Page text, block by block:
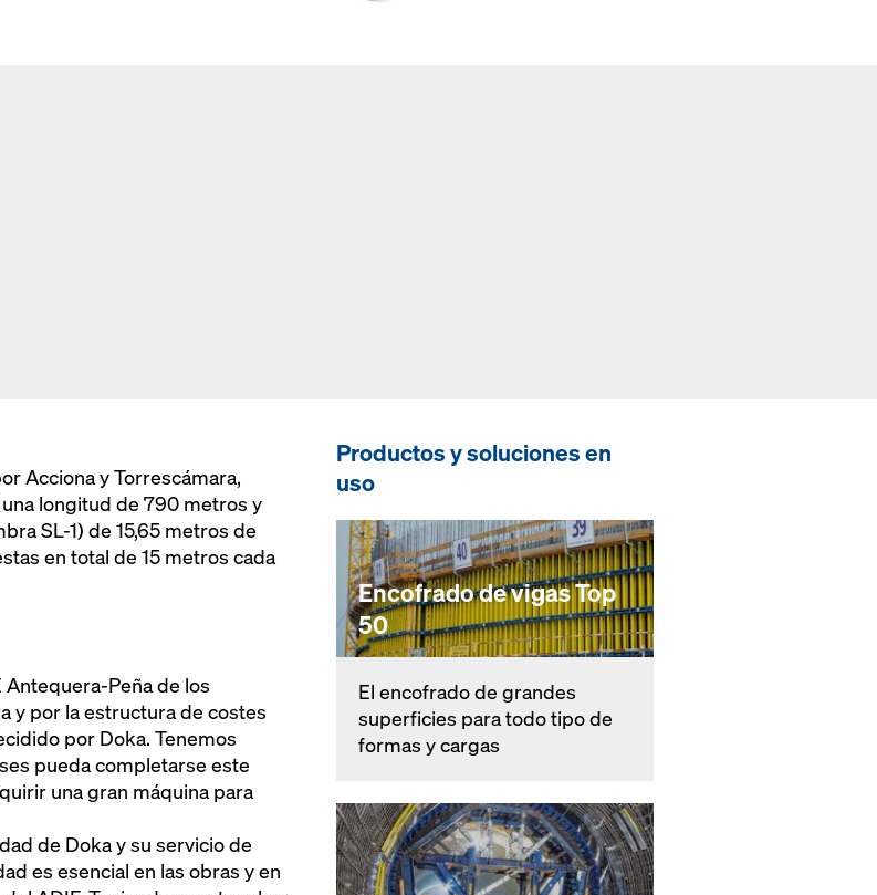
Acciona y Torrescámara,
longitud de 790 metros y
SL-1) de 15,65 metros de
en total de 15 metros cada
Antequera-Peña de los
y por la estructura de costes
por Doka. Tenemos
pueda completarse este
una gran máquina para
de Doka y su servicio de
es esencial en las obras y en
Productos y soluciones en
uso
Encofrado de vigas Top
50
El encofrado de grandes
superficies para todo tipo de
formas y cargas